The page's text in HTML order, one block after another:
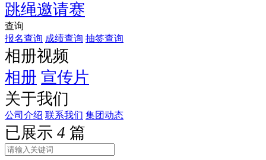
跳绳邀请赛
查询
报名查询 成绩查询 抽签查询
相册视频
相册 宣传片
关于我们
公司介绍 联系我们 集团动态
已展示 4 篇